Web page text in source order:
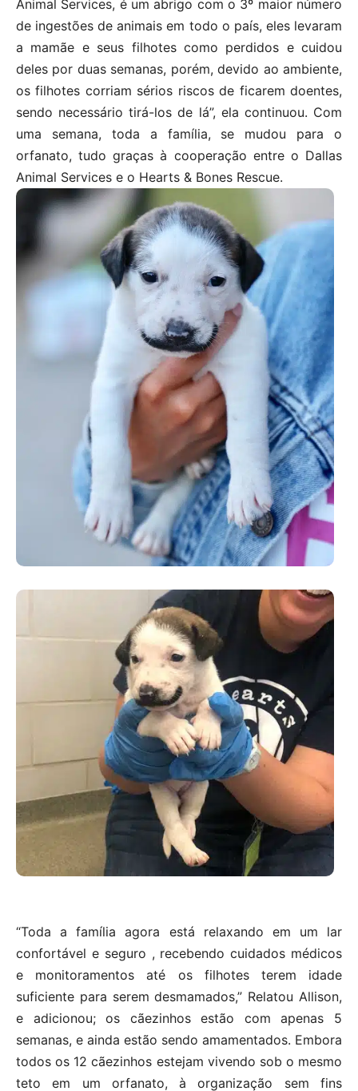
Animal Services, é um abrigo com o 3º maior número
de ingestões de animais em todo o país, eles levaram
a mamãe e seus filhotes como perdidos e cuidou
deles por duas semanas, porém, devido ao ambiente,
os filhotes corriam sérios riscos de ficarem doentes,
sendo necessário tirá-los de lá”, ela continuou. Com
uma semana, toda a família, se mudou para o
orfanato, tudo graças à cooperação entre o Dallas
Animal Services e o Hearts & Bones Rescue.
“Toda a família agora está relaxando em um lar
confortável e seguro , recebendo cuidados médicos
e monitoramentos até os filhotes terem idade
suficiente para serem desmamados,” Relatou Allison,
e adicionou; os cãezinhos estão com apenas 5
semanas, e ainda estão sendo amamentados. Embora
todos os 12 cãezinhos estejam vivendo sob o mesmo
teto em um orfanato, à organização sem fins